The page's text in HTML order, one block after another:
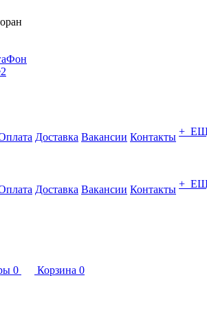
Доставка Вакансии Контакты +
Доставка Вакансии Контакты +
0 Корзина 0